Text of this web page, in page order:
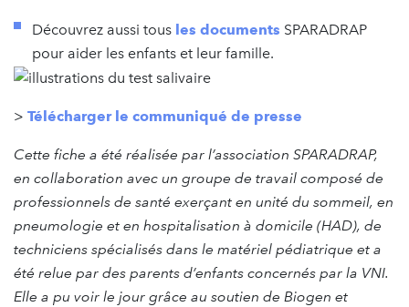
Découvrez aussi tous les documents SPARADRAP
pour aider les enfants et leur famille.
> Télécharger le communiqué de presse
Cette fiche a été réalisée par l’association SPARADRAP,
en collaboration avec un groupe de travail composé de
professionnels de santé exerçant en unité du sommeil, en
pneumologie et en hospitalisation à domicile (HAD), de
techniciens spécialisés dans le matériel pédiatrique et a
été relue par des parents d’enfants concernés par la VNI.
Elle a pu voir le jour grâce au soutien de Biogen et